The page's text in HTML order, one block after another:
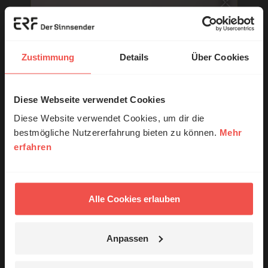
Zustimmung Details Über Cookies
Diese Webseite verwendet Cookies
Diese Website verwendet Cookies, um dir die
bestmögliche Nutzererfahrung bieten zu können. Mehr
erfahren
Alle Cookies erlauben
Anpassen
Kommentar:
Ich bin damit einverstanden, dass meine Angaben
anonymisiert erfasst und zum Zweck der
Verbesserung unseres Online-Angebots
Ihrer Daten an Dritte. Näheres siehe
© Ruth Schneider / ERF